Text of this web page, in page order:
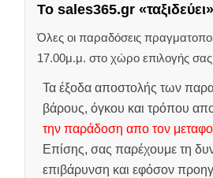
Το sales365.gr
Όλες οι παραδόσεις
17.00μ.μ. στο χώρο επιλογής σας
Τα έξοδα αποστολής των
βάρους, όγκου και τρόπου
την παράδοση απο τον
Επίσης, σας παρέχουμε τη
επιβάρυνση και εφόσον